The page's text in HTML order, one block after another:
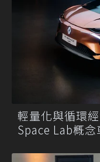
輕量化與循環
Space Lab概念